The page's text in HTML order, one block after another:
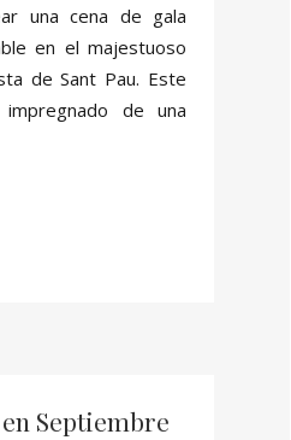
una cena de gala
en el majestuoso
de Sant Pau. Este
impregnado de una
Septiembre